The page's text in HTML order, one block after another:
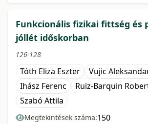
Funkcionális fizikai fittség és
jóllét időskorban
126-128
Tóth Eliza Eszter
Vujic
Ihász Ferenc
Ruiz-Barquin
Szabó Attila
Megtekintések száma:150